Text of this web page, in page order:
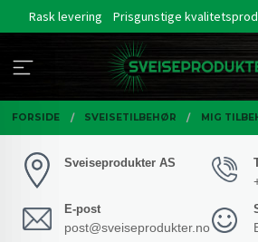
Rask levering Prisgunstige
FORSIDE SVEISETILBEHØR MIG
Sveiseprodukter AS
E-post
post@sveiseprodukter.no